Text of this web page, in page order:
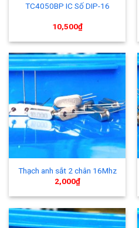
TC4050BP IC Số DIP-16
10,500₫
Thạch anh sắt 2 chân 16Mhz
2,000₫